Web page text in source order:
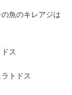
魚のキレアジは
ス
トドス